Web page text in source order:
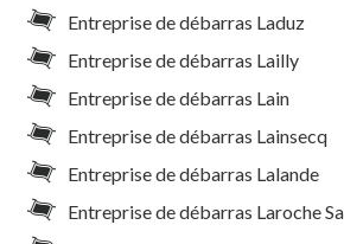
Entreprise de débarras Laduz
Entreprise de débarras Lailly
Entreprise de débarras Lain
Entreprise de débarras Lainsecq
Entreprise de débarras Lalande
Entreprise de débarras Laroche